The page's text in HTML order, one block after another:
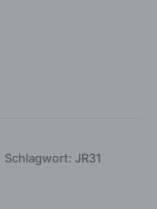
Schlagwort: JR31